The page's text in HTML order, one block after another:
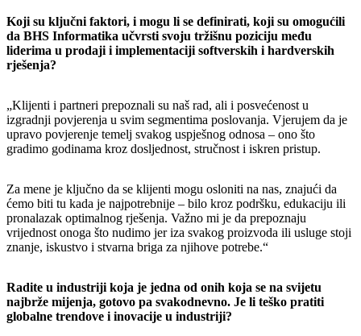
Koji su ključni faktori, i mogu li se definirati, koji su omogućili
da BHS Informatika učvrsti svoju tržišnu poziciju među
liderima u prodaji i implementaciji softverskih i hardverskih
rješenja?
„Klijenti i partneri prepoznali su naš rad, ali i posvećenost u
izgradnji povjerenja u svim segmentima poslovanja. Vjerujem da je
upravo povjerenje temelj svakog uspješnog odnosa – ono što
gradimo godinama kroz dosljednost, stručnost i iskren pristup.
Za mene je ključno da se klijenti mogu osloniti na nas, znajući da
ćemo biti tu kada je najpotrebnije – bilo kroz podršku, edukaciju ili
pronalazak optimalnog rješenja. Važno mi je da prepoznaju
vrijednost onoga što nudimo jer iza svakog proizvoda ili usluge stoji
znanje, iskustvo i stvarna briga za njihove potrebe.“
Radite u industriji koja je jedna od onih koja se na svijetu
najbrže mijenja, gotovo pa svakodnevno. Je li teško pratiti
globalne trendove i inovacije u industriji?